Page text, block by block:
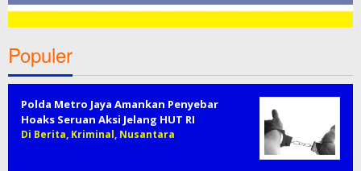
Populer
Polda Metro Jaya Amankan Penyebar
Hoaks Seruan Aksi Jelang HUT RI
Di Berita, Kriminal, Nusantara